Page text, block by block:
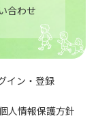
合わせ
イン・登録
人情報保護方針